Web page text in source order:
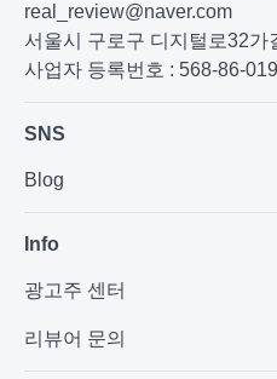
real_review@naver.com
서울시 구로구 디지털로32가
사업자 등록번호 : 568-86-
SNS
Blog
Info
광고주 센터
리뷰어 문의